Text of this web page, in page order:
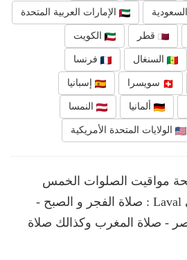
السعودية الإمارات العربية المتحدة
قطر الكويت
السنغال فرنسا
سويسرا إسبانيا
ألمانيا النمسا
الولايات المتحدة الأمريكية
مواقيت الصلوات الخمس
ومواعيد رفع الأذان في Laval : صلاة الفجر و الصبح -
- صلاة المغرب وكذالك صلاة